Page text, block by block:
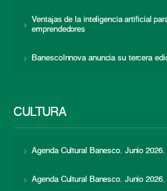
Ventajas de la inteligencia artificial
emprendedores
BanescoInnova anuncia su tercera
CULTURA
Agenda Cultural Banesco. Junio
Agenda Cultural Banesco. Junio